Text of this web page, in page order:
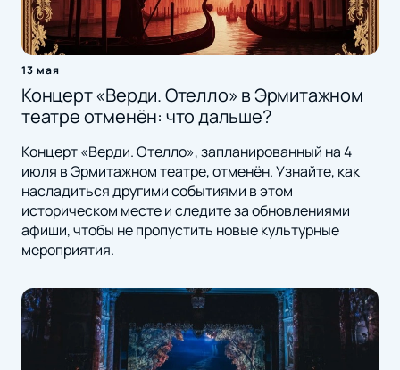
13 мая
Концерт «Верди. Отелло» в Эрмитажном
театре отменён: что дальше?
Концерт «Верди. Отелло», запланированный на 4
июля в Эрмитажном театре, отменён. Узнайте, как
насладиться другими событиями в этом
историческом месте и следите за обновлениями
афиши, чтобы не пропустить новые культурные
мероприятия.